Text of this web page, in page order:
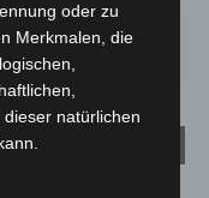
DI.
23°
MI.
oder zu
Merkmalen, die
natürlichen